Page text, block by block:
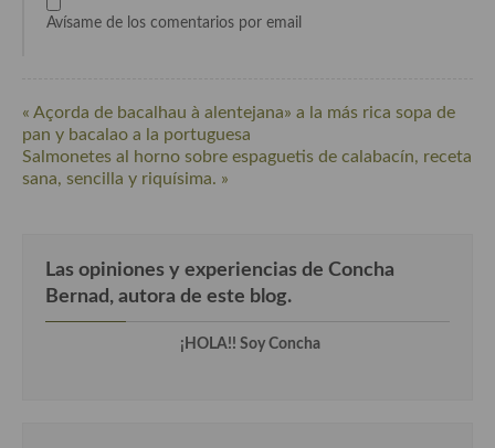
Cocina Hungara
Cocina Luxemburgo
Cocina Polaca
Cocina Rusa
Cocina Sueca
Avísame de los comentarios por email
« Açorda de bacalhau à alentejana» a la más rica sopa de
pan y bacalao a la portuguesa
Salmonetes al horno sobre espaguetis de calabacín, receta
sana, sencilla y riquísima. »
Las opiniones y experiencias de Concha
Bernad, autora de este blog.
¡HOLA!! Soy Concha